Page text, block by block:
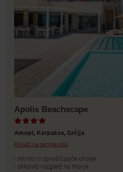
Apolis Beachscape
Amopi, Karpatos, Grčija
Prikaži na zemljevidu
- mirno in sproščujoče okolje
- slikoviti razgled na morje